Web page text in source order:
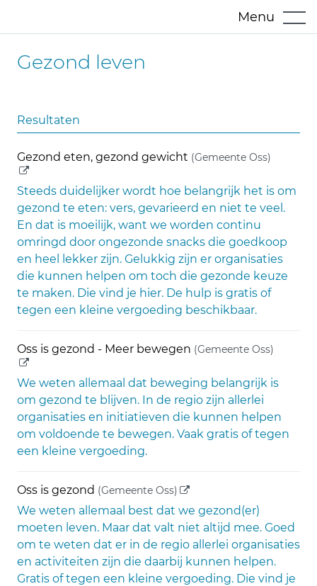
Menu
Gezond leven
Resultaten
Gezond eten, gezond gewicht (Gemeente Oss)
Steeds duidelijker wordt hoe belangrijk het is om
gezond te eten: vers, gevarieerd en niet te veel.
En dat is moeilijk, want we worden continu
omringd door ongezonde snacks die goedkoop
en heel lekker zijn. Gelukkig zijn er organisaties
die kunnen helpen om toch die gezonde keuze
te maken. Die vind je hier. De hulp is gratis of
tegen een kleine vergoeding beschikbaar.
Oss is gezond - Meer bewegen (Gemeente Oss)
We weten allemaal dat beweging belangrijk is
om gezond te blijven. In de regio zijn allerlei
organisaties en initiatieven die kunnen helpen
om voldoende te bewegen. Vaak gratis of tegen
een kleine vergoeding.
Oss is gezond (Gemeente Oss) (externe link)
We weten allemaal best dat we gezond(er)
moeten leven. Maar dat valt niet altijd mee. Goed
om te weten dat er in de regio allerlei organisaties
en activiteiten zijn die daarbij kunnen helpen.
Gratis of tegen een kleine vergoeding. Die vind je